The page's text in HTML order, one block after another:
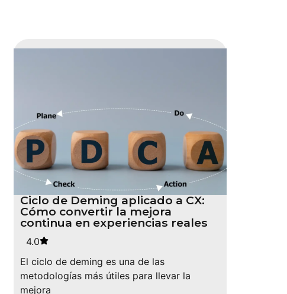
Ciclo de Deming aplicado a CX:
Cómo convertir la mejora
continua en experiencias reales
4.0
El ciclo de deming es una de las
metodologías más útiles para llevar la
mejora